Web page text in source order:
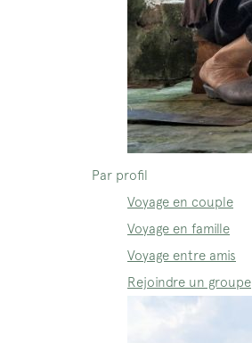
Par profil
Voyage en couple
Voyage en famille
Voyage entre amis
Rejoindre un groupe